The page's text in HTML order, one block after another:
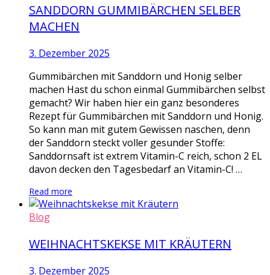
SANDDORN GUMMIBÄRCHEN SELBER
MACHEN
3. Dezember 2025
Gummibärchen mit Sanddorn und Honig selber
machen Hast du schon einmal Gummibärchen selbst
gemacht? Wir haben hier ein ganz besonderes
Rezept für Gummibärchen mit Sanddorn und Honig.
So kann man mit gutem Gewissen naschen, denn
der Sanddorn steckt voller gesunder Stoffe:
Sanddornsaft ist extrem Vitamin-C reich, schon 2 EL
davon decken den Tagesbedarf an Vitamin-C! …
Read more
Blog
WEIHNACHTSKEKSE MIT KRÄUTERN
3. Dezember 2025